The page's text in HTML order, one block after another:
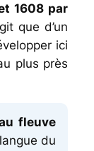
1608 par
que d’un
ici
plus près
fleuve
du